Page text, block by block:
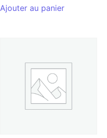
Ajouter au panier